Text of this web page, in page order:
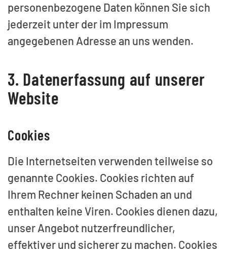
personenbezogene Daten können Sie sich
jederzeit unter der im Impressum
angegebenen Adresse an uns wenden.
3. Datenerfassung auf unserer
Website
Cookies
Die Internetseiten verwenden teilweise so
genannte Cookies. Cookies richten auf
Ihrem Rechner keinen Schaden an und
enthalten keine Viren. Cookies dienen dazu,
unser Angebot nutzerfreundlicher,
effektiver und sicherer zu machen. Cookies